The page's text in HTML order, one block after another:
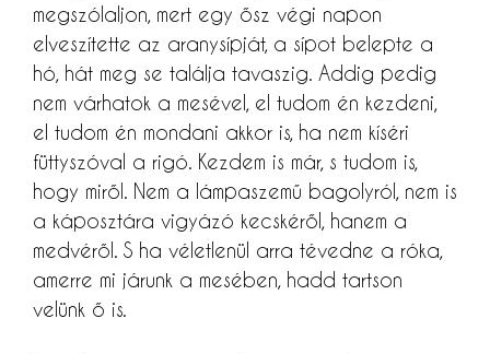
megszólaljon, mert egy ősz végi napon
elveszítette az aranysípját, a sípot belepte a
hó, hát meg se találja tavaszig. Addig pedig
nem várhatok a mesével, el tudom én kezdeni,
el tudom én mondani akkor is, ha nem kíséri
füttyszóval a rigó. Kezdem is már, s tudom is,
hogy miről. Nem a lámpaszemű bagolyról, nem is
a káposztára vigyázó kecskéről, hanem a
medvéről. S ha véletlenül arra tévedne a róka,
amerre mi járunk a mesében, hadd tartson
velünk ő is.